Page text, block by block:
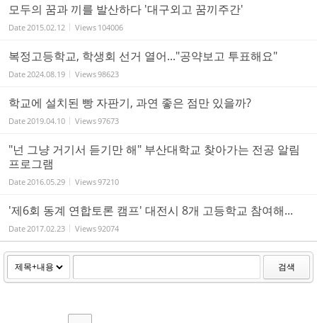
모두의 꿈과 끼를 발산하다 '대구외고 꿈끼주간'
Date 2015.02.12 Views 104006
복정고등학교, 학생회 선거 열어..."공약보고 투표해요"
Date 2024.08.19 Views98623
학교에 설치된 빵 자판기, 과연 좋은 점만 있을까?
Date 2019.04.10 Views97673
"넌 그냥 거기서 듣기만 해" 부산대학교 찾아가는 전공 알림
프로그램
Date 2016.05.29 Views97210
'제6회 동계 연합토론 캠프' 대전시 8개 고등학교 참여해...
Date 2017.02.23 Views92074
검색